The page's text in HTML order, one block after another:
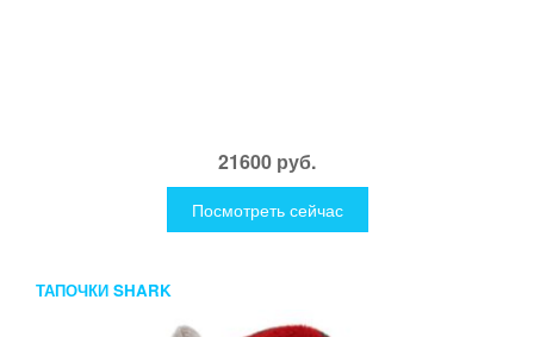
21600 руб.
Посмотреть сейчас
ТАПОЧКИ SHARK